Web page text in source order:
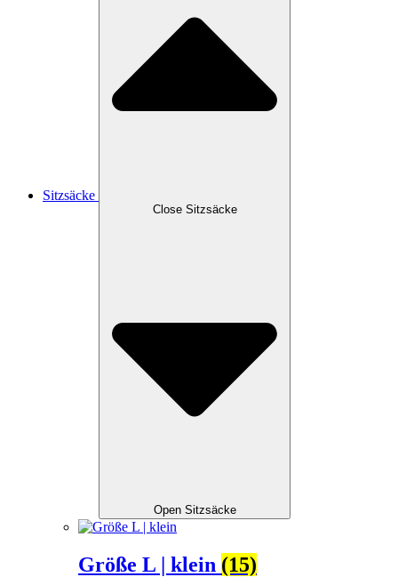
Sitzsäcke
Close Sitzsäcke
Open Sitzsäcke
Größe L | klein (15)